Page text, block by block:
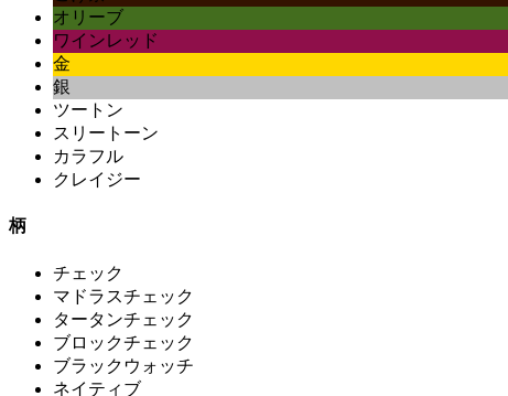
オリーブ
ワインレッド
金
銀
ツートン
スリートーン
カラフル
クレイジー
柄
チェック
マドラスチェック
タータンチェック
ブロックチェック
ブラックウォッチ
ネイティブ